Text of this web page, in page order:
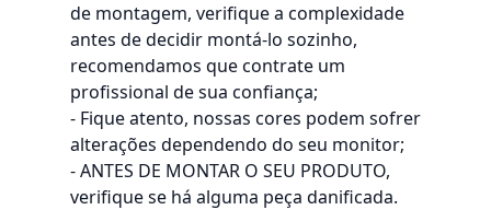
de montagem, verifique a complexidade
antes de decidir montá-lo sozinho,
recomendamos que contrate um
profissional de sua confiança;
- Fique atento, nossas cores podem sofrer
alterações dependendo do seu monitor;
- ANTES DE MONTAR O SEU PRODUTO,
verifique se há alguma peça danificada.